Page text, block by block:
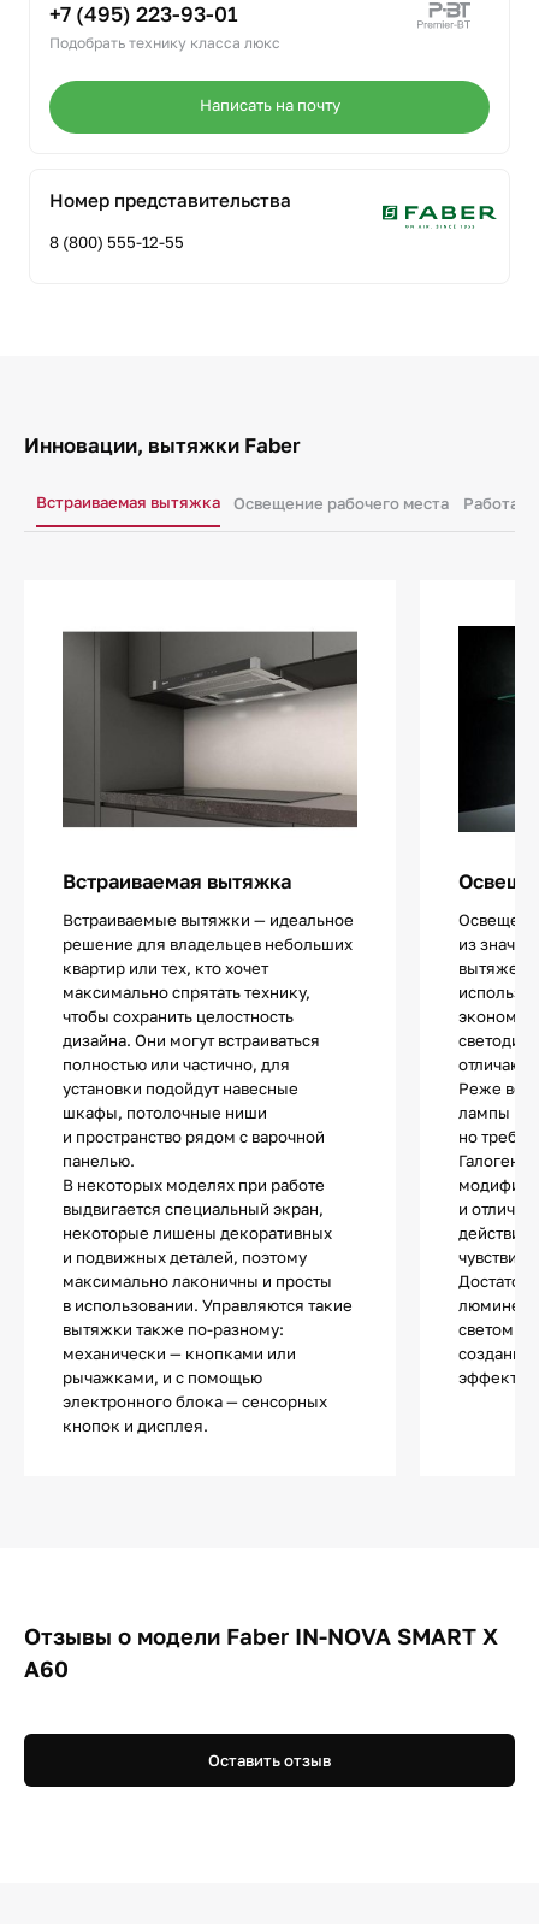
+7 (495) 223-93-01
Подобрать технику класса люкс
Написать на почту
Номер представительства
8 (800) 555-12-55
Инновации, вытяжки Faber
Встраиваемая вытяжка Освещение рабочего места Работа в
Встраиваемая вытяжка
Встраиваемые вытяжки — идеальное
решение для владельцев небольших
квартир или тех, кто хочет
максимально спрятать технику,
чтобы сохранить целостность
дизайна. Они могут встраиваться
полностью или частично, для
установки подойдут навесные
шкафы, потолочные ниши
и пространство рядом с варочной
панелью.
В некоторых моделях при работе
выдвигается специальный экран,
некоторые лишены декоративных
и подвижных деталей, поэтому
максимально лаконичны и просты
в использовании. Управляются такие
вытяжки также по-разному:
механически — кнопками или
рычажками, и с помощью
электронного блока — сенсорных
кнопок и дисплея.
из
вытяжек.
Реже
лампы
но
и
светом и
создания
Отзывы о модели Faber IN-NOVA SMART X
A60
Оставить отзыв